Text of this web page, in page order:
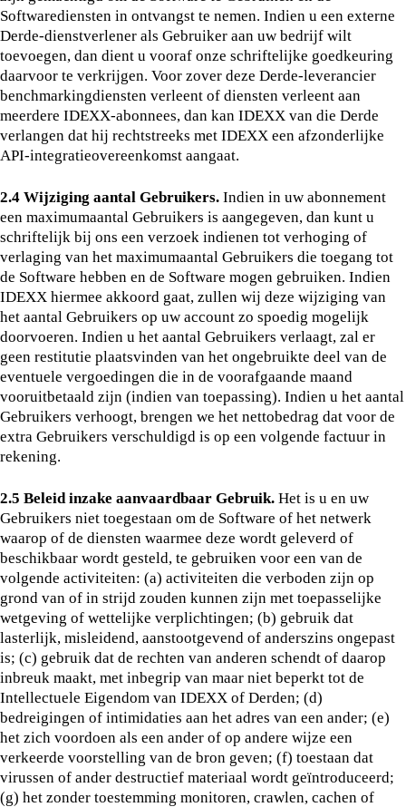
Softwarediensten in ontvangst te nemen. Indien u een externe
Derde-dienstverlener als Gebruiker aan uw bedrijf wilt
toevoegen, dan dient u vooraf onze schriftelijke goedkeuring
daarvoor te verkrijgen. Voor zover deze Derde-leverancier
benchmarkingdiensten verleent of diensten verleent aan
meerdere IDEXX-abonnees, dan kan IDEXX van die Derde
verlangen dat hij rechtstreeks met IDEXX een afzonderlijke
API-integratieovereenkomst aangaat.
2.4 Wijziging aantal Gebruikers. Indien in uw abonnement
een maximumaantal Gebruikers is aangegeven, dan kunt u
schriftelijk bij ons een verzoek indienen tot verhoging of
verlaging van het maximumaantal Gebruikers die toegang tot
de Software hebben en de Software mogen gebruiken. Indien
IDEXX hiermee akkoord gaat, zullen wij deze wijziging van
het aantal Gebruikers op uw account zo spoedig mogelijk
doorvoeren. Indien u het aantal Gebruikers verlaagt, zal er
geen restitutie plaatsvinden van het ongebruikte deel van de
eventuele vergoedingen die in de voorafgaande maand
vooruitbetaald zijn (indien van toepassing). Indien u het aantal
Gebruikers verhoogt, brengen we het nettobedrag dat voor de
extra Gebruikers verschuldigd is op een volgende factuur in
rekening.
2.5 Beleid inzake aanvaardbaar Gebruik. Het is u en uw
Gebruikers niet toegestaan om de Software of het netwerk
waarop of de diensten waarmee deze wordt geleverd of
beschikbaar wordt gesteld, te gebruiken voor een van de
volgende activiteiten: (a) activiteiten die verboden zijn op
grond van of in strijd zouden kunnen zijn met toepasselijke
wetgeving of wettelijke verplichtingen; (b) gebruik dat
lasterlijk, misleidend, aanstootgevend of anderszins ongepast
is; (c) gebruik dat de rechten van anderen schendt of daarop
inbreuk maakt, met inbegrip van maar niet beperkt tot de
Intellectuele Eigendom van IDEXX of Derden; (d)
bedreigingen of intimidaties aan het adres van een ander; (e)
het zich voordoen als een ander of op andere wijze een
verkeerde voorstelling van de bron geven; (f) toestaan dat
virussen of ander destructief materiaal wordt geïntroduceerd;
(g) het zonder toestemming monitoren, crawlen, cachen of